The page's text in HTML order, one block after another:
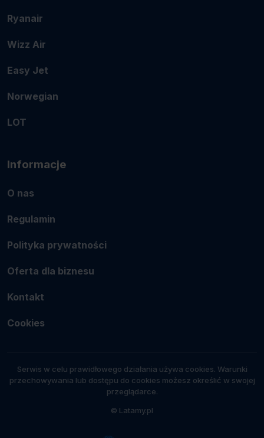
Ryanair
Wizz Air
Easy Jet
Norwegian
LOT
Informacje
O nas
Regulamin
Polityka prywatności
Oferta dla biznesu
Kontakt
Cookies
Serwis w celu prawidłowego działania używa cookies. Warunki
przechowywania lub dostępu do cookies możesz określić w swojej
przeglądarce.
© Latamy.pl